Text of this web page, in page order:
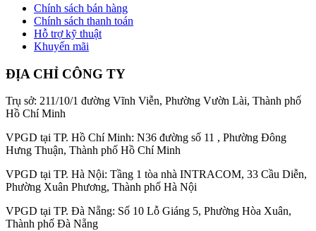
Chính sách bán hàng
Chính sách thanh toán
Hỗ trợ kỹ thuật
Khuyến mãi
ĐỊA CHỈ CÔNG TY
Trụ sở: 211/10/1 đường Vĩnh Viễn, Phường Vườn Lài, Thành phố
Hồ Chí Minh
VPGD tại TP. Hồ Chí Minh: N36 đường số 11 , Phường Đông
Hưng Thuận, Thành phố Hồ Chí Minh
VPGD tại TP. Hà Nội: Tầng 1 tòa nhà INTRACOM, 33 Cầu Diễn,
Phường Xuân Phương, Thành phố Hà Nội
VPGD tại TP. Đà Nẵng: Số 10 Lỗ Giáng 5, Phường Hòa Xuân,
Thành phố Đà Nẵng